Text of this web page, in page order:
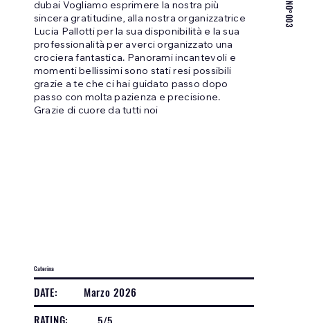
NO°003
dubai Vogliamo esprimere la nostra più
sincera gratitudine, alla nostra organizzatrice
Lucia Pallotti per la sua disponibilità e la sua
professionalità per averci organizzato una
crociera fantastica. Panorami incantevoli e
momenti bellissimi sono stati resi possibili
grazie a te che ci hai guidato passo dopo
passo con molta pazienza e precisione.
Grazie di cuore da tutti noi
Caterina
DATE:
Marzo 2026
RATING: